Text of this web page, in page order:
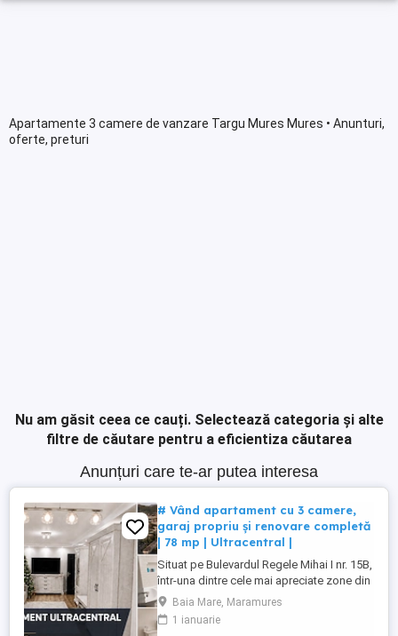
Apartamente 3 camere de vanzare Targu Mures Mures • Anunturi,
oferte, preturi
Nu am găsit ceea ce cauți. Selectează categoria și alte
filtre de căutare pentru a eficientiza căutarea
Anunțuri care te-ar putea interesa
# Vând apartament cu 3 camere,
garaj propriu și renovare completă
| 78 mp | Ultracentral |
Situat pe Bulevardul Regele Mihai I nr. 15B,
într-una dintre cele mai apreciate zone din
Baia Mare, apartamentul oferă avantajul
unei poziții ultracentrale fără
compromisurile pe care aceasta le
Baia Mare, Maramures
1 ianuarie